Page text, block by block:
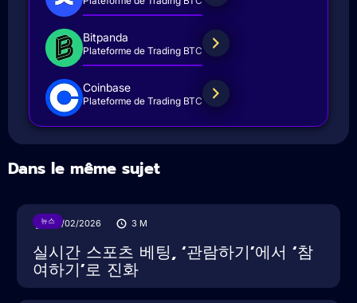
Bitpanda
Plateforme de Trading BTC
Coinbase
Plateforme de Trading BTC
Dans le même sujet
뉴스05/02/2026 3 M
실시간 스포츠 베팅, ‘관람하기’에서 ‘참
여하기’로 진화